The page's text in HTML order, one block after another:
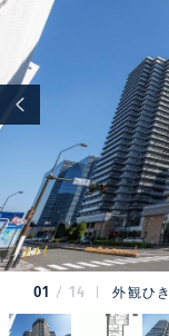
01 14 外観ひき